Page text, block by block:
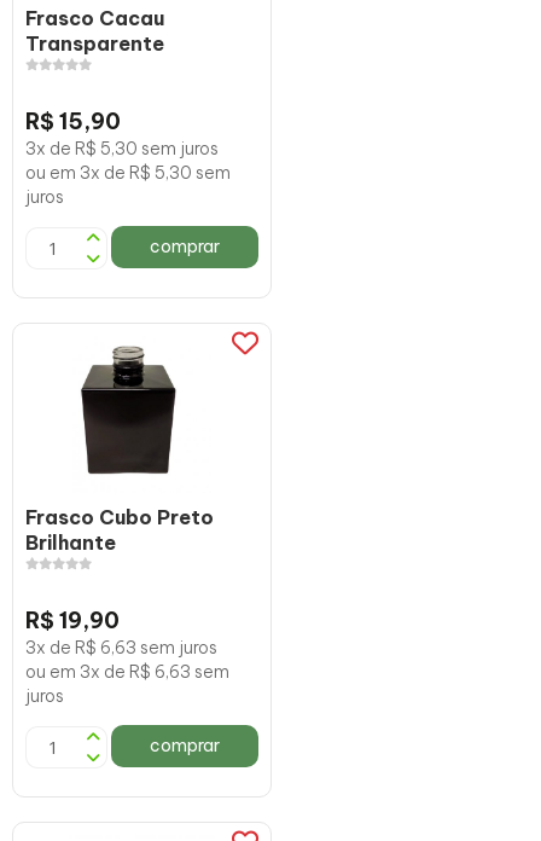
Frasco Cacau
Transparente
R$ 15,90
3x de R$ 5,30 sem juros
ou em 3x de R$ 5,30 sem
juros
comprar
Frasco Cubo Preto
Brilhante
R$ 19,90
3x de R$ 6,63 sem juros
ou em 3x de R$ 6,63 sem
juros
comprar